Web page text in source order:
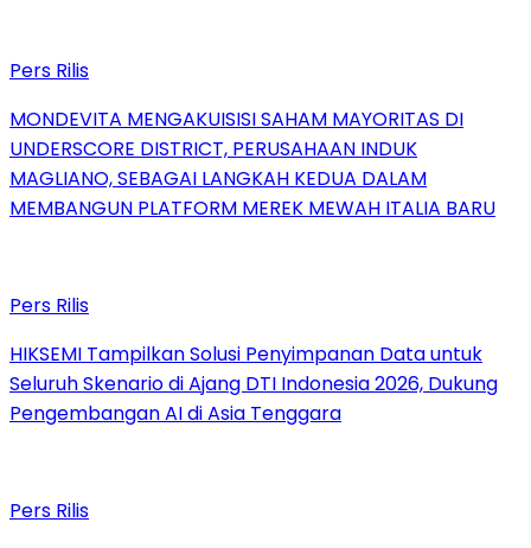
Pers Rilis
MONDEVITA MENGAKUISISI SAHAM MAYORITAS DI
UNDERSCORE DISTRICT, PERUSAHAAN INDUK
MAGLIANO, SEBAGAI LANGKAH KEDUA DALAM
MEMBANGUN PLATFORM MEREK MEWAH ITALIA BARU
Pers Rilis
HIKSEMI Tampilkan Solusi Penyimpanan Data untuk
Seluruh Skenario di Ajang DTI Indonesia 2026, Dukung
Pengembangan AI di Asia Tenggara
Pers Rilis